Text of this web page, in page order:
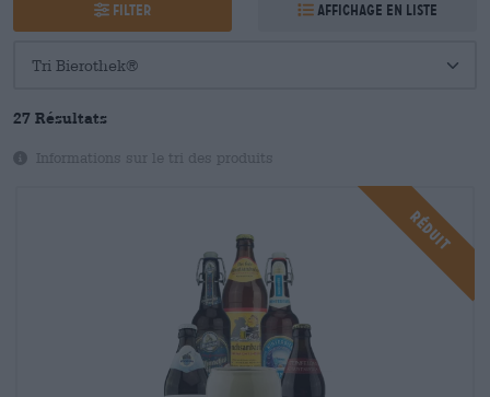
Filter Affichage en liste
27 Résultats
Informations sur le tri des produits
Réduit